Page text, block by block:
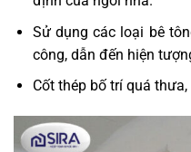
Sử dụng các loại bê
công, dẫn đến hiện
Cốt thép bố trí quá